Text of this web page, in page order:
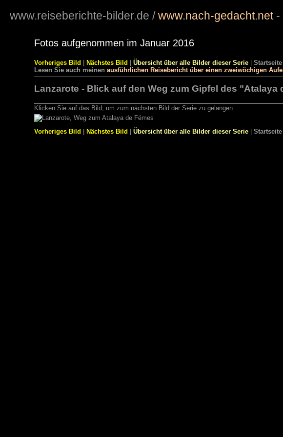
www.reiseberichte-bilder.de /www.nach-gedacht.net-
Fotos aufgenommen im Januar 2016
Vorheriges Bild | Nächstes Bild | Übersicht über alle Bilder dieser Serie | Startseite
Lesen Sie auch meinen ausführlichen Reisebericht über einen zweiwöchigen
Lanzarote - Blick auf den Weg zum Gipfel des "Atalaya
Klicken Sie auf das Bild, um zum nächsten Bild der Serie zu gelangen.
Vorheriges Bild Nächstes Bild Übersicht über alle Bilder dieser Serie Startseite